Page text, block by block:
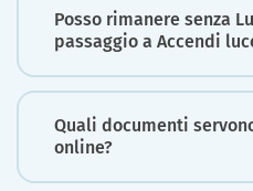
Posso rimanere senza
passaggio a Accendi
Quali documenti
online?